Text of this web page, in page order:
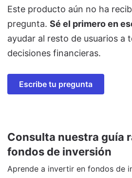
Este producto aún no ha
pregunta. Sé el primero en
ayudar al resto de usuarios a
decisiones financieras.
Escribe tu pregunta
Consulta nuestra guía
fondos de inversión
Aprende a invertir en fondos de